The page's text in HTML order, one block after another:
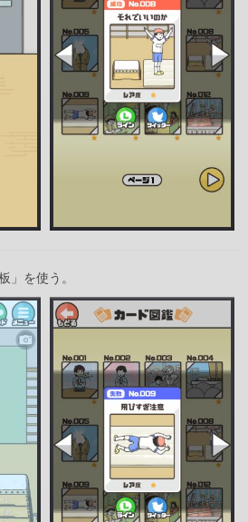
」を使う。